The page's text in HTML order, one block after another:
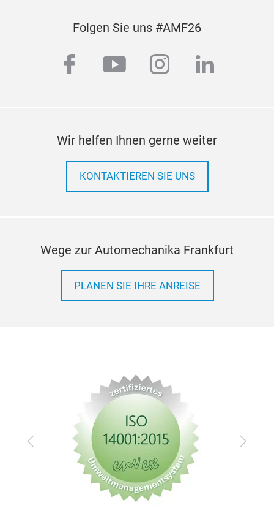
Folgen Sie uns #AMF26
facebook
youtubeinstagram
linkedin
Wir helfen Ihnen gerne weiter
KONTAKTIEREN SIE UNS
Wege zur Automechanika Frankfurt
PLANEN SIE IHRE ANREISE
Zurück Vor